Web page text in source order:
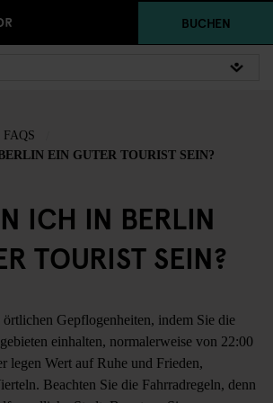
BUCHEN
EIN GUTER TOURIST SEIN?
ICH IN BERLIN
TOURIST SEIN?
örtlichen Gepflogenheiten, indem Sie die
einhalten, normalerweise von 22:00
legen Wert auf Ruhe und Frieden,
Beachten Sie die Fahrradregeln, denn